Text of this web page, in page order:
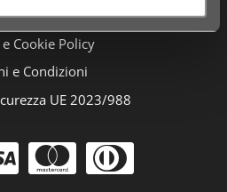
assistenza clienti
Cookie Policy
e Condizioni
UE 2023/988